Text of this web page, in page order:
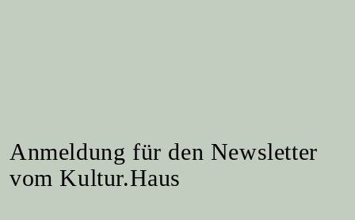
Anmeldung für den Newsletter
vom Kultur.Haus